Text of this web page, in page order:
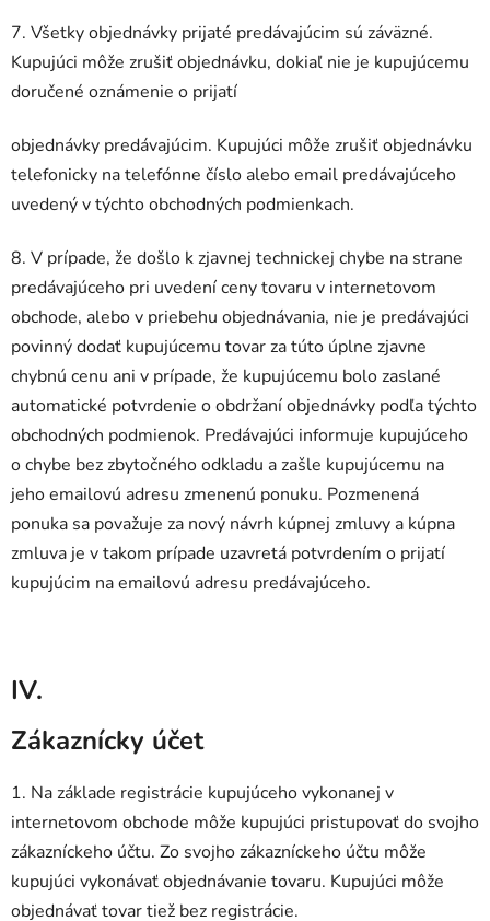
7. Všetky objednávky prijaté predávajúcim sú záväzné.
Kupujúci môže zrušiť objednávku, dokiaľ nie je kupujúcemu
doručené oznámenie o prijatí
objednávky predávajúcim. Kupujúci môže zrušiť objednávku
telefonicky na telefónne číslo alebo email predávajúceho
uvedený v týchto obchodných podmienkach.
8. V prípade, že došlo k zjavnej technickej chybe na strane
predávajúceho pri uvedení ceny tovaru v internetovom
obchode, alebo v priebehu objednávania, nie je predávajúci
povinný dodať kupujúcemu tovar za túto úplne zjavne
chybnú cenu ani v prípade, že kupujúcemu bolo zaslané
automatické potvrdenie o obdržaní objednávky podľa týchto
obchodných podmienok. Predávajúci informuje kupujúceho
o chybe bez zbytočného odkladu a zašle kupujúcemu na
jeho emailovú adresu zmenenú ponuku. Pozmenená
ponuka sa považuje za nový návrh kúpnej zmluvy a kúpna
zmluva je v takom prípade uzavretá potvrdením o prijatí
kupujúcim na emailovú adresu predávajúceho.
IV.
Zákaznícky účet
1. Na základe registrácie kupujúceho vykonanej v
internetovom obchode môže kupujúci pristupovať do svojho
zákazníckeho účtu. Zo svojho zákazníckeho účtu môže
kupujúci vykonávať objednávanie tovaru. Kupujúci môže
objednávať tovar tiež bez registrácie.